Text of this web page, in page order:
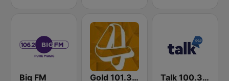
Big FM Gold 101.3 FM Talk 100.3 FM